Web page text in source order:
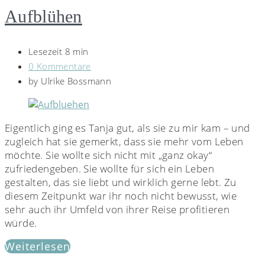
Aufblühen
Lesezeit 8 min
0 Kommentare
by Ulrike Bossmann
Eigentlich ging es Tanja gut, als sie zu mir kam – und
zugleich hat sie gemerkt, dass sie mehr vom Leben
möchte. Sie wollte sich nicht mit „ganz okay“
zufriedengeben. Sie wollte für sich ein Leben
gestalten, das sie liebt und wirklich gerne lebt. Zu
diesem Zeitpunkt war ihr noch nicht bewusst, wie
sehr auch ihr Umfeld von ihrer Reise profitieren
würde.
Weiterlesen